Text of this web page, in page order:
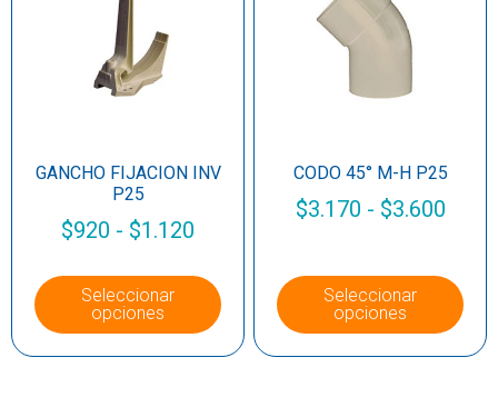
GANCHO FIJACION INV
P25
$920 - $1.120
Seleccionar
opciones
CODO 45° M-H P25
$3.170 - $3.600
Seleccionar
opciones